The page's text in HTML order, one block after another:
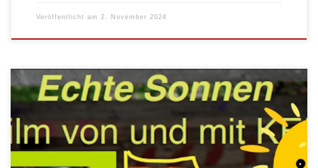
Veröffentlicht am 2. November 2024
Am 9. Oktober gab es auf dem ASP Forcki die Teampremiere des
Films „Echte Sonnen“. Eingeladen waren alle Kinder, die bei dem
Film über die Sonnenstadt mitgemacht haben. Kinder des ASP